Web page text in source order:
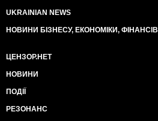
UKRAINIAN NEWS
НОВИНИ БІЗНЕСУ, ЕКОНОМІКИ, ФІНАНСІВ
ЦЕНЗОР.НЕТ
НОВИНИ
ПОДІЇ
РЕЗОНАНС